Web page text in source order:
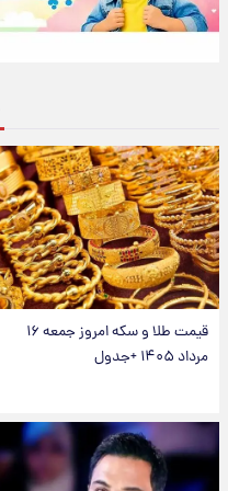
قیمت طلا و سکه امروز جمعه ۱۶
مرداد ۱۴۰۵ +جدول